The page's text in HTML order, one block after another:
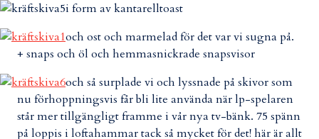
i form av kantarelltoast
och ost och marmelad för det var vi sugna på.
+ snaps och öl och hemmasnickrade snapsvisor
och så surplade vi och lyssnade på skivor som
nu förhoppningsvis får bli lite använda när lp-spelaren
står mer tillgängligt framme i vår nya tv-bänk. 75 spänn
på loppis i loftahammar tack så mycket för det! här är allt